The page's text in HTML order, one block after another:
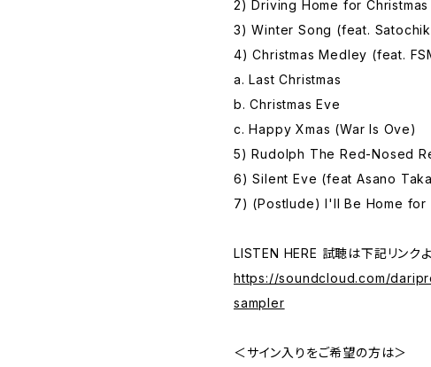
2) Driving Home for
3) Winter Song (feat.
4) Christmas Medley (feat.
a. Last Christmas
b. Christmas Eve
c. Happy Xmas (War Is Ove)
5) Rudolph The Red-Nosed
6) Silent Eve (feat Asano
7) (Postlude) I'll Be Home for
LISTEN HERE 試聴は下記リンクよ
https://soundcloud.com/
sampler
＜サイン入りをご希望の方は＞